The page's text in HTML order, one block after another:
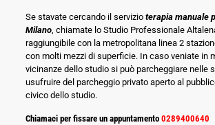
Se stavate cercando il servizio terapia manuale
Milano, chiamate lo Studio Professionale
raggiungibile con la metropolitana linea 2
con molti mezzi di superficie. In caso veniate in
vicinanze dello studio si può parcheggiare nelle
usufruire del parcheggio privato aperto al
civico dello studio.
Chiamaci per fissare un appuntamento 0289400640